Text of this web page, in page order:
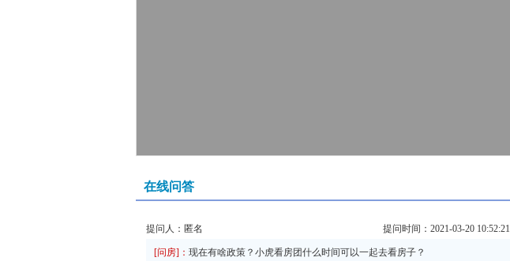
在线问答
提问人：匿名 提问时间：2021-03-20 10:52:21
[问房]： 现在有啥政策？小虎看房团什么时间可以一起去看房子？